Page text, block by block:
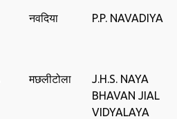
नवदिया P.P. NAVADIYA
मछलीटोला
J.H.S. NAYA
BHAVAN JIAL
VIDYALAYA